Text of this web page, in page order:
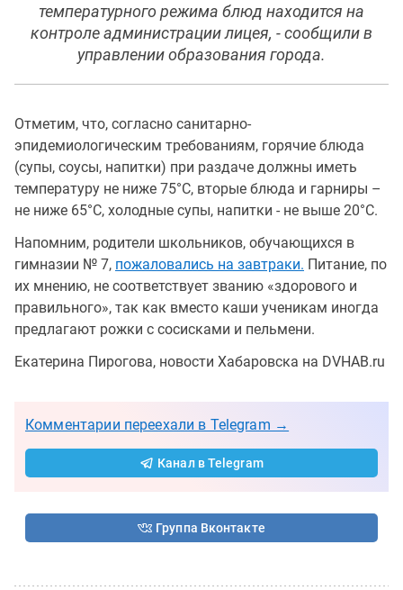
температурного режима блюд находится на
контроле администрации лицея, - сообщили в
управлении образования города.
Отметим, что, согласно санитарно-
эпидемиологическим требованиям, горячие блюда
(супы, соусы, напитки) при раздаче должны иметь
температуру не ниже 75°С, вторые блюда и гарниры –
не ниже 65°С, холодные супы, напитки - не выше 20°С.
Напомним, родители школьников, обучающихся в
гимназии № 7, пожаловались на завтраки. Питание, по
их мнению, не соответствует званию «здорового и
правильного», так как вместо каши ученикам иногда
предлагают рожки с сосисками и пельмени.
Екатерина Пирогова, новости Хабаровска на DVHAB.ru
Комментарии переехали в Telegram →
Канал в Telegram
Группа Вконтакте